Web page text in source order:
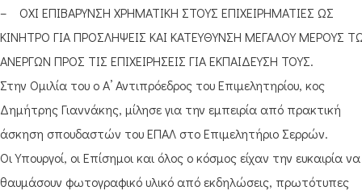
– ΟΧΙ ΕΠΙΒΑΡΥΝΣΗ ΧΡΗΜΑΤΙΚΗ ΣΤΟΥΣ ΕΠΙΧΕΙΡΗΜΑΤΙΕΣ ΩΣ
ΚΙΝΗΤΡΟ ΓΙΑ ΠΡΟΣΛΗΨΕΙΣ ΚΑΙ ΚΑΤΕΥΘΥΝΣΗ ΜΕΓΑΛΟΥ ΜΕΡΟΥΣ
ΑΝΕΡΓΩΝ ΠΡΟΣ ΤΙΣ ΕΠΙΧΕΙΡΗΣΕΙΣ ΓΙΑ ΕΚΠΑΙΔΕΥΣΗ ΤΟΥΣ.
Στην Ομιλία του ο Α’ Αντιπρόεδρος του Επιμελητηρίου, κος
Δημήτρης Γιαννάκης, μίλησε για την εμπειρία από πρακτική
άσκηση σπουδαστών του ΕΠΑΛ στο Επιμελητήριο Σερρών.
Οι Υπουργοί, οι Επίσημοι και όλος ο κόσμος είχαν την ευκαιρία να
θαυμάσουν φωτογραφικό υλικό από εκδηλώσεις, πρωτότυπες